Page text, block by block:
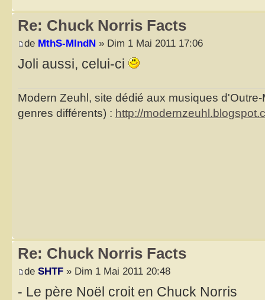
Re: Chuck Norris Facts
de MthS-MlndN » Dim 1 Mai 2011 17:06
Joli aussi, celui-ci
Modern Zeuhl, site dédié aux musiques
genres différents) : http://
Re: Chuck Norris Facts
de SHTF » Dim 1 Mai 2011 20:48
- Le père Noël croit en Chuck Norris